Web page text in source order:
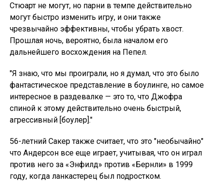
Стюарт не могут, но парни в темпе действительно
могут быстро изменить игру, и они также
чрезвычайно эффективны, чтобы убрать хвост.
Прошлая ночь, вероятно, была началом его
дальнейшего восхождения на Пепел.
"Я знаю, что мы проиграли, но я думал, что это было
фантастическое представление в боулинге, но самое
интересное в раздевалке — это то, что Джофра
спиной к этому действительно очень быстрый,
агрессивный [боулер]."
56-летний Сакер также считает, что это "необычайно"
что Андерсон все еще играет, учитывая, что он играл
против него за «Энфилд» против «Бернли» в 1999
году, когда ланкастерец был подростком.